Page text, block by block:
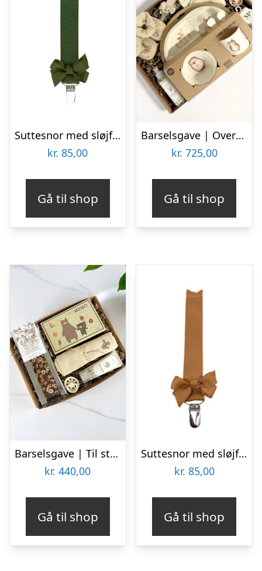
Suttesnor med sløjfe, mørkegrøn – By Stær
kr. 85,00
Gå til shop
Barselsgave | Overdådig luksus-kurv i natur
kr. 725,00
Gå til shop
Barselsgave | Til store og små
kr. 440,00
Gå til shop
Suttesnor med sløjfe, gylden – By Stær
kr. 85,00
Gå til shop